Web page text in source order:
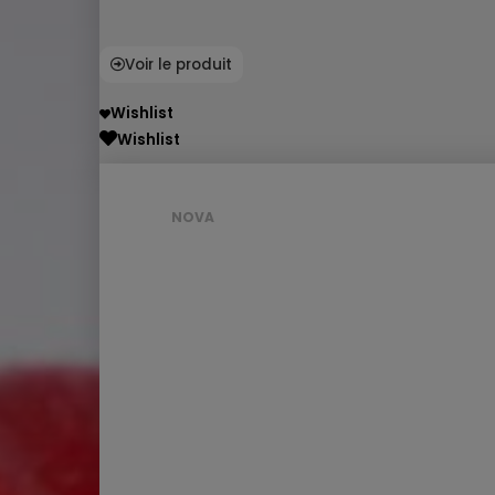
Voir le produit
Wishlist
Wishlist
NOVA